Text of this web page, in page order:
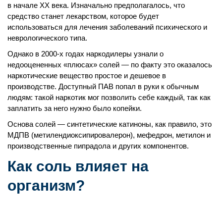
в начале XX века. Изначально предполагалось, что
средство станет лекарством, которое будет
использоваться для лечения заболеваний психического и
неврологического типа.
Однако в 2000-х годах наркодилеры узнали о
недооцененных «плюсах» солей — по факту это оказалось
наркотические вещество простое и дешевое в
производстве. Доступный ПАВ попал в руки к обычным
людям: такой наркотик мог позволить себе каждый, так как
заплатить за него нужно было копейки.
Основа солей — синтетические катиноны, как правило, это
МДПВ (метилендиоксипировалерон), мефедрон, метилон и
производственные пипрадола и других компонентов.
Как соль влияет на
организм?